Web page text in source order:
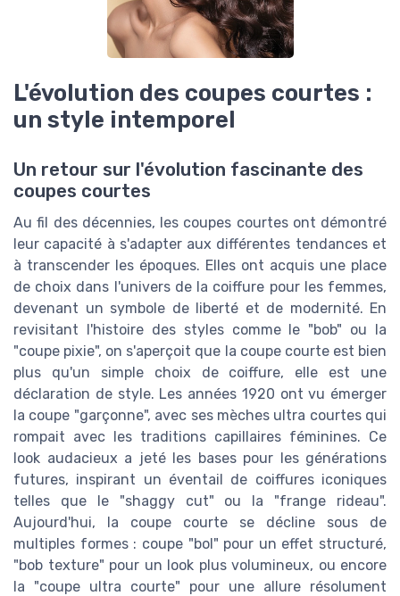
L'évolution des coupes courtes :
un style intemporel
Un retour sur l'évolution fascinante des
coupes courtes
Au fil des décennies, les coupes courtes ont démontré
leur capacité à s'adapter aux différentes tendances et
à transcender les époques. Elles ont acquis une place
de choix dans l'univers de la coiffure pour les femmes,
devenant un symbole de liberté et de modernité. En
revisitant l'histoire des styles comme le "bob" ou la
"coupe pixie", on s'aperçoit que la coupe courte est bien
plus qu'un simple choix de coiffure, elle est une
déclaration de style. Les années 1920 ont vu émerger
la coupe "garçonne", avec ses mèches ultra courtes qui
rompait avec les traditions capillaires féminines. Ce
look audacieux a jeté les bases pour les générations
futures, inspirant un éventail de coiffures iconiques
telles que le "shaggy cut" ou la "frange rideau".
Aujourd'hui, la coupe courte se décline sous de
multiples formes : coupe "bol" pour un effet structuré,
"bob texture" pour un look plus volumineux, ou encore
la "coupe ultra courte" pour une allure résolument